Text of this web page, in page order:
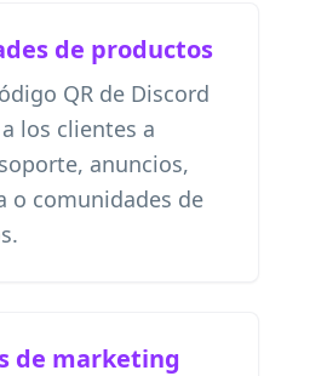
de productos
QR de Discord
los clientes a
anuncios,
o comunidades de
de marketing